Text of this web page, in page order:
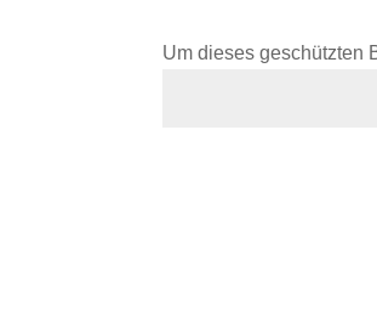
Um dieses geschützten